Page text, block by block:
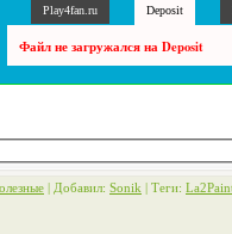
Play4fan.ru Deposit
Файл не загружался на Deposit
| Добавил: Sonik | Теги: